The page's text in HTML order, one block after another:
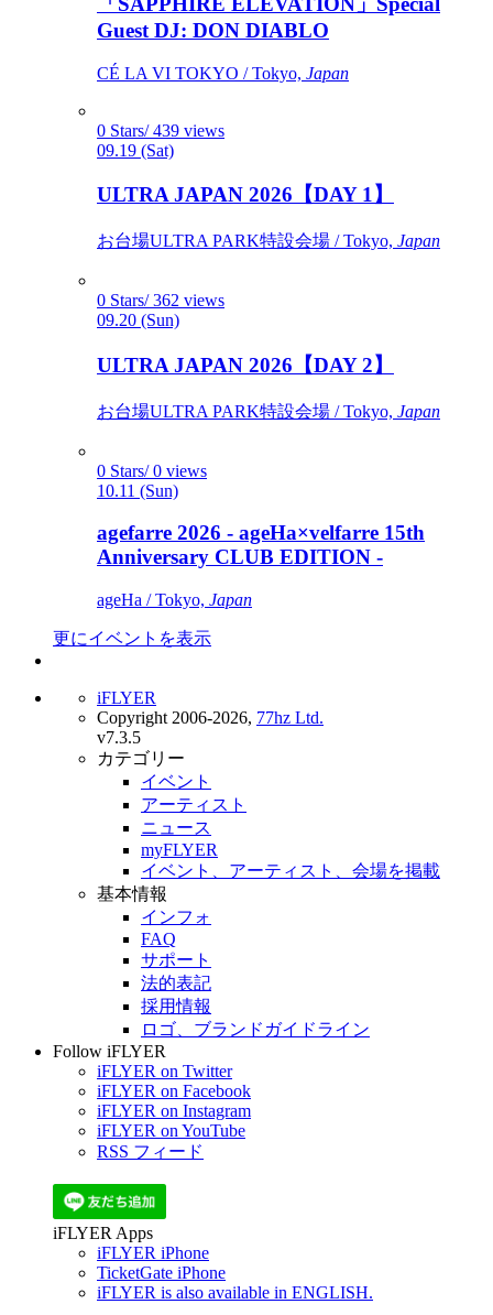
Guest DJ: DON DIABLO
CÉ LA VI TOKYO / Tokyo, Japan
0 Stars/ 439 views
09.19 (Sat)
ULTRA JAPAN 2026【DAY 1】
お台場ULTRA PARK特設会場 / Tokyo, Japan
0 Stars/ 362 views
09.20 (Sun)
ULTRA JAPAN 2026【DAY 2】
お台場ULTRA PARK特設会場 / Tokyo, Japan
0 Stars/ 0 views
10.11 (Sun)
agefarre 2026 - ageHa×velfarre 15th
Anniversary CLUB EDITION -
ageHa / Tokyo, Japan
更にイベントを表示
iFLYER
Copyright 2006-2026, 77hz Ltd.
v7.3.5
カテゴリー
イベント
アーティスト
ニュース
myFLYER
イベント、アーティスト、会場を掲載
基本情報
インフォ
FAQ
サポート
法的表記
採用情報
ロゴ、ブランドガイドライン
Follow iFLYER
iFLYER on Twitter
iFLYER on Facebook
iFLYER on Instagram
iFLYER on YouTube
RSS フィード
iFLYER Apps
iFLYER iPhone
TicketGate iPhone
iFLYER is also available in ENGLISH.